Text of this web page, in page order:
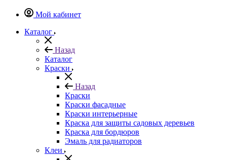
Мой кабинет
Каталог
Назад
Каталог
Краски
Назад
Краски
Краски фасадные
Краски интерьерные
Краска для защиты садовых деревьев
⁠Краска для бордюров
Эмаль для радиаторов
Клеи